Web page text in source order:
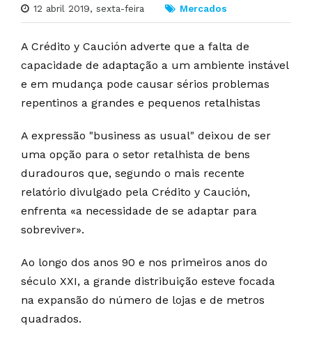
12 abril 2019, sexta-feira Mercados
A Crédito y Caución adverte que a falta de
capacidade de adaptação a um ambiente instável
e em mudança pode causar sérios problemas
repentinos a grandes e pequenos retalhistas
A expressão "business as usual" deixou de ser
uma opção para o setor retalhista de bens
duradouros que, segundo o mais recente
relatório divulgado pela Crédito y Caución,
enfrenta «a necessidade de se adaptar para
sobreviver».
Ao longo dos anos 90 e nos primeiros anos do
século XXI, a grande distribuição esteve focada
na expansão do número de lojas e de metros
quadrados.